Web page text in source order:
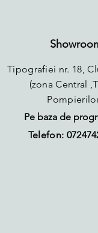
Tipografiei nr. 18,
(zona Central
Pe baza de
Telefon: